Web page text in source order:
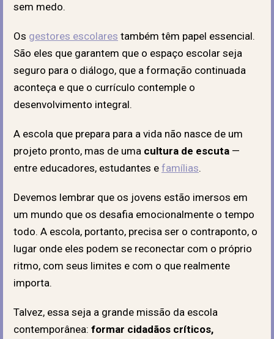
sem medo.
Os gestores escolares também têm papel essencial.
São eles que garantem que o espaço escolar seja
seguro para o diálogo, que a formação continuada
aconteça e que o currículo contemple o
desenvolvimento integral.
A escola que prepara para a vida não nasce de um
projeto pronto, mas de uma cultura de escuta —
entre educadores, estudantes e famílias.
Devemos lembrar que os jovens estão imersos em
um mundo que os desafia emocionalmente o tempo
todo. A escola, portanto, precisa ser o contraponto, o
lugar onde eles podem se reconectar com o próprio
ritmo, com seus limites e com o que realmente
importa.
Talvez, essa seja a grande missão da escola
contemporânea: formar cidadãos críticos,